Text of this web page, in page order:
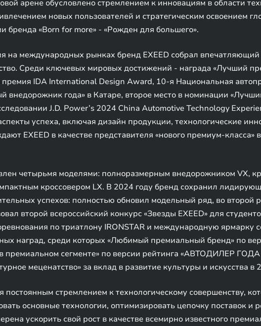
арене обусловлено стремлением к инновациям в области
новых пользователей и стратегическим освоением
бренда «Born for more» - «Рожден для большего».
на международных рынках бренд EXEED собрал
Среди ключевых мировых достижений - награда «Лучший
IDA International Design Award, 10-я Национальная
года» в Катаре, второе место в номинации
J.D. Power’s 2024 China Automotive Technology
успеха, включая дизайн продукции, технологические
EXEED в качестве представителя «нового премиум-
четырьмя моделями: полноразмерным внедорожником VX,
кроссовером LX. В 2024 году бренд сохранил
успехов: полностью обновил модельный ряд, во второй
второй всероссийский конкурс «Звезды EXEED» для
по триатлону IRONSTAR и международную ярмарку
наград, среди которых «Любимый премиальный бренд» по
премиальном сегменте» по версии рейтинга «АВТОДИЛЕР
меценатство» за вклад в развитие культуры и искусства в
постоянным стремлением к технологическому совершенству,
основные технологии, оптимизировать цепочку поставок
ускорить свой рост в качестве всемирно известного